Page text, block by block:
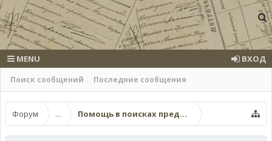
Поиск сообщений Последние сообщения
MENU ВХОД
Форум ... Помощь в поисках предков (поисковые